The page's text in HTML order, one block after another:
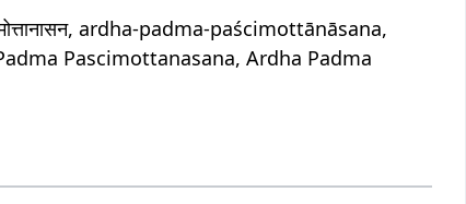
ardha-padma-paścimottānāsana,
Pascimottanasana, Ardha Padma